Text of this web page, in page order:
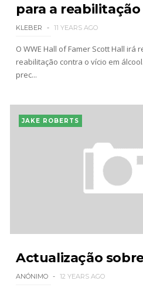
para a reabilitação
KLEBER 11 YEARS AGO
O WWE Hall of Famer Scott Hall
reabilitação contra o vício em
prec...
JAKE ROBERTS
Actualização
ANÓNIMO 12 YEARS AGO